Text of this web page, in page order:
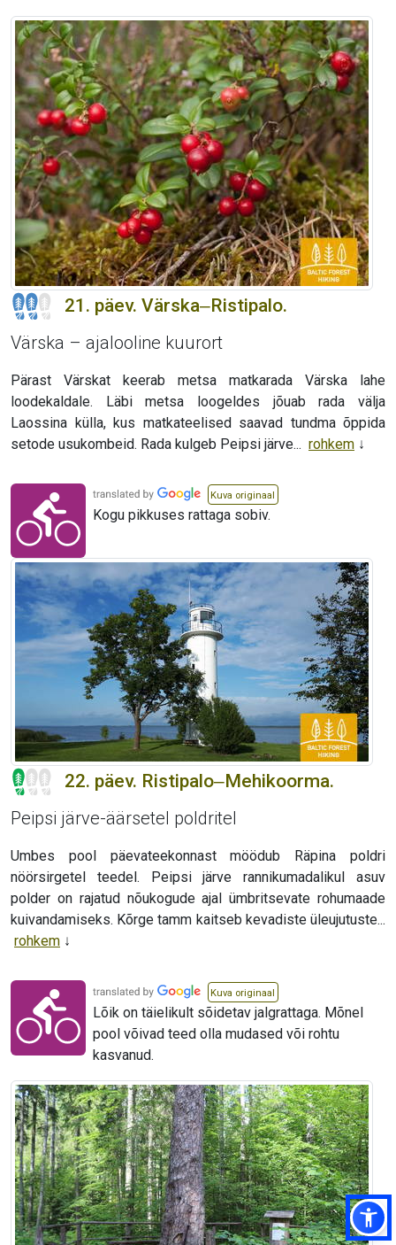
21. päev. Värska‒Ristipalo.
Värska – ajalooline kuurort
Pärast Värskat keerab metsa matkarada Värska lahe
loodekaldale. Läbi metsa loogeldes jõuab rada välja
Laossina külla, kus matkateelised saavad tundma õppida
setode usukombeid. Rada kulgeb Peipsi järve... rohkem
Kuva originaal
Kogu pikkuses rattaga sobiv.
22. päev. Ristipalo‒Mehikoorma.
Peipsi järve-äärsetel poldritel
Umbes pool päevateekonnast möödub Räpina poldri
nöörsirgetel teedel. Peipsi järve rannikumadalikul asuv
polder on rajatud nõukogude ajal ümbritsevate rohumaade
kuivandamiseks. Kõrge tamm kaitseb kevadiste üleujutuste...
rohkem
Kuva originaal
Lõik on täielikult sõidetav jalgrattaga. Mõnel
pool võivad teed olla mudased või rohtu
kasvanud.